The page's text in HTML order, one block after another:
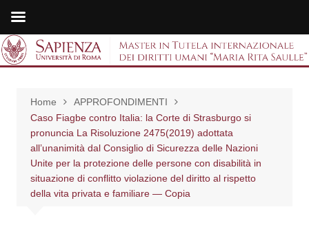
Salta
al
internazionale dei
diritti umani "Maria
Rita Saulle"
Home
APPROFONDIMENTI
Caso Fiagbe contro Italia: la Corte di Strasburgo si
pronuncia La Risoluzione 2475(2019) adottata
all’unanimità dal Consiglio di Sicurezza delle Nazioni
Unite per la protezione delle persone con disabilità in
situazione di conflitto violazione del diritto al rispetto
della vita privata e familiare — Copia